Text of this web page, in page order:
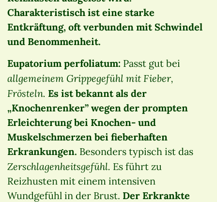
Charakteristisch ist eine starke
Entkräftung, oft verbunden mit Schwindel
und Benommenheit.
Eupatorium perfoliatum: Passt gut bei
allgemeinem Grippegefühl mit Fieber,
Frösteln. Es ist bekannt als der
„Knochenrenker” wegen der prompten
Erleichterung bei Knochen- und
Muskelschmerzen bei fieberhaften
Erkrankungen. Besonders typisch ist das
Zerschlagenheitsgefühl. Es führt zu
Reizhusten mit einem intensiven
Wundgefühl in der Brust. Der Erkrankte